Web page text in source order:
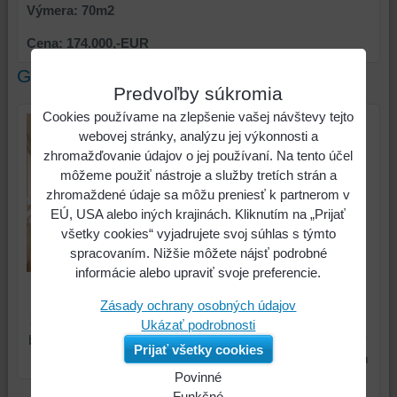
Výmera: 70m2
Cena: 174.000,-EUR
Galéria
NA PREDAJ:
Nadštandardne
zrekonštruovaný 3-izbový
byt s balkónom a krásnym
výhľadom – Hlohovec.
NA PREDAJ:
Nadštandardne
zrekonštruovaný 3-izbový
byt s balkónom a krásnym
Predvoľby súkromia
Cookies používame na zlepšenie vašej návštevy tejto
webovej stránky, analýzu jej výkonnosti a
zhromažďovanie údajov o jej používaní. Na tento účel
môžeme použiť nástroje a služby tretích strán a
zhromaždené údaje sa môžu preniesť k partnerom v
EÚ, USA alebo iných krajinách. Kliknutím na „Prijať
všetky cookies“ vyjadrujete svoj súhlas s týmto
spracovaním. Nižšie môžete nájsť podrobné
informácie alebo upraviť svoje preferencie.
Zásady ochrany osobných údajov
Ukázať podrobnosti
Prijať všetky cookies
Povinné